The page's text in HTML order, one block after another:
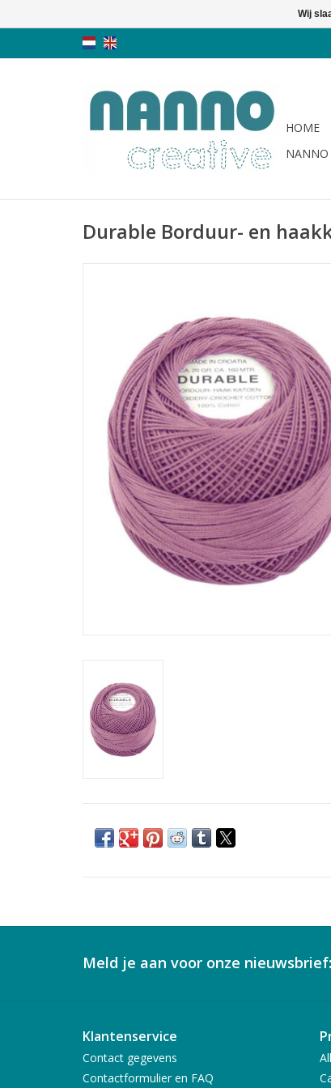
HOME
NANNO
Durable Borduur- en
Meld je aan voor onze nieuwsbrief:
Klantenservice
Contact gegevens
Contactformulier en FAQ
Wij